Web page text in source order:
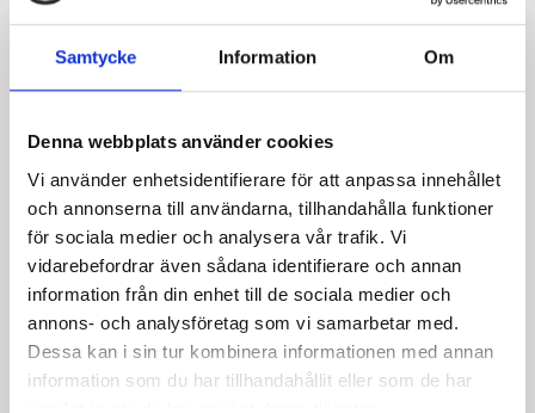
Samtycke Information Om
Denna webbplats använder cookies
Vi använder enhetsidentifierare för att anpassa innehållet
och annonserna till användarna, tillhandahålla funktioner
för sociala medier och analysera vår trafik. Vi
vidarebefordrar även sådana identifierare och annan
information från din enhet till de sociala medier och
annons- och analysföretag som vi samarbetar med.
Dessa kan i sin tur kombinera informationen med annan
information som du har tillhandahållit eller som de har
Selleripuré med
grillad rostbiff
Västerbottens-
späckad kotlettrad